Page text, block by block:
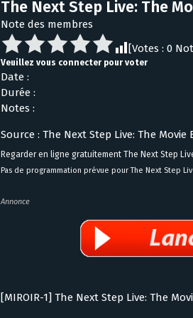
The Next Step Live: The
Note des membres
[Votes : 0
Veuillez vous connecter pour voter
Date :
Durée :
Notes :
Source : The Next Step Live: The Movie
Regarder en ligne gratuitement The Next Step
Pas de programmation prévue pour The Next Step
Annonce
[MIROIR-1] The Next Step Live: The